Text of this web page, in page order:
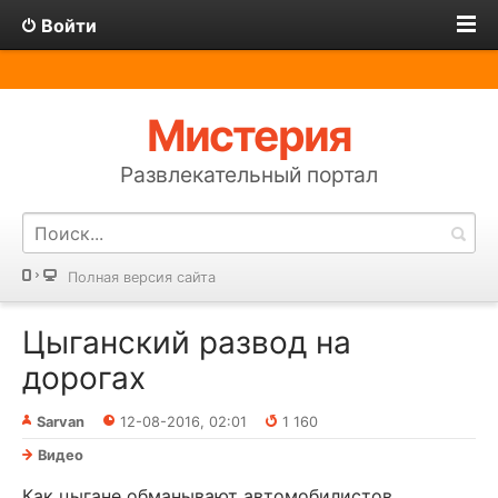
Войти
Мистерия
Развлекательный портал
Полная версия сайта
Цыганский развод на
дорогах
Sarvan 12-08-2016, 02:01
1 160
Видео